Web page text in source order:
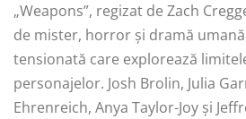
„Weapons”, regizat de Zach
de mister, horror și dramă
tensionată care explorează
personajelor. Josh Brolin, Julia
Ehrenreich, Anya Taylor-Joy și